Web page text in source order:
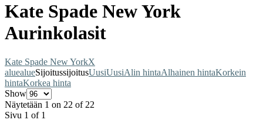
Kate Spade New York
Aurinkolasit
Kate Spade New YorkX
aluealueSijoitussijoitusUusiUusiAlin hintaAlhainen hintaKorkein
hintaKorkea hinta
Show
Näytetään 1 on 22 of 22
Sivu 1 of 1